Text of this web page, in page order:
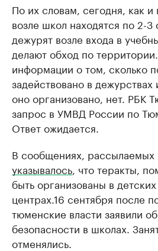
По их словам, сегодня, как и
возле школ находятся по 2-
дежурят возле входа в
делают обход по
информации о том, сколько
задействовано в дежурствах
оно организовано, нет. РБК
запрос в УМВД России по
Ответ ожидается.
В сообщениях, рассылаемых
указывалось , что теракты,
быть организованы в
центрах.16 сентября после
тюменские власти заявили
безопасности в школах.
отменялись.